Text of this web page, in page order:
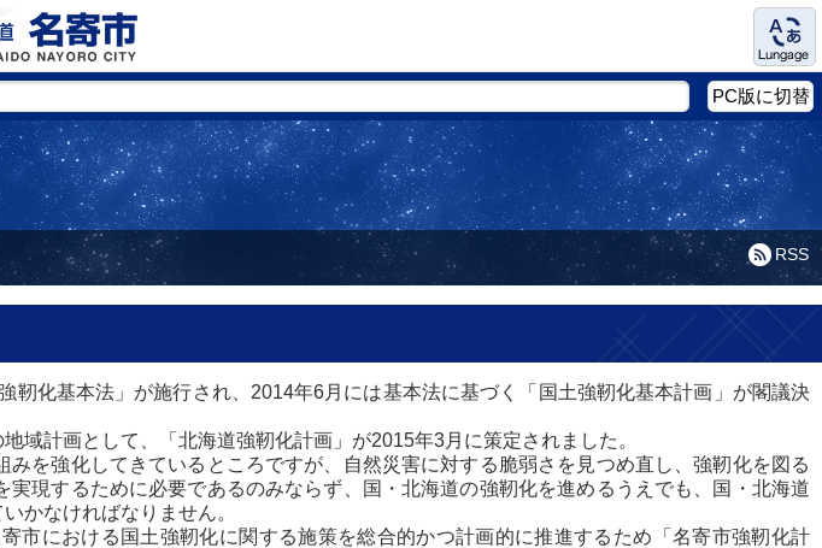
Language
PC版に切替
RSS
化基本法」が施行され、2014年6月には基本法に基づく「国土強靭化基本計画」が閣議決
計画として、「北海道強靭化計画」が2015年3月に策定されました。
を強化してきているところですが、自然災害に対する脆弱さを見つめ直し、強靭化を図る
現するために必要であるのみならず、国・北海道の強靭化を進めるうえでも、国・北海道
かなければなりません。
における国土強靭化に関する施策を総合的かつ計画的に推進するため「名寄市強靭化計